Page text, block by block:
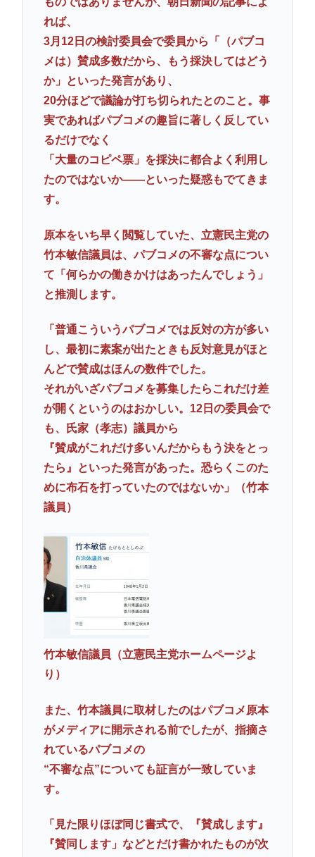
れば、
3月12日の検討委員会で委員から「（パブコ
メは）賛成多数だから、もう採決してはどう
か」といった発言があり、
20分ほどで議論が打ち切られたとのこと。事
実であればパブコメの趣旨に著しく反してい
るだけでなく
「大量のコピペ票」を採決に都合よく利用し
たのではないか――といった疑惑もでてきま
す。
原本をいち早く閲覧していた、立憲民主党の
竹本敏信議員は、パブコメの不審な点につい
て「何らかの働きかけはあったんでしょう」
と推測します。
「普通こういうパブコメでは反対の方が多い
し、最初に素案が出たときも反対意見がほと
んどで賛成はほんの数件でした。
それがいざパブコメを募集したらこれだけ差
が開くというのはおかしい。12日の委員会で
も、氏家（孝志）議員から
『賛成がこれだけ多いんだからもう決をとっ
たら』といった発言があった。恐らくこのた
めに布石を打っていたのではないか」（竹本
議員）
竹本敏信議員（立憲民主党ホームページよ
り）
また、竹本議員に取材したのはパブコメ原本
がメディアに開示される前でしたが、指摘さ
れているパブコメの
“不審な点”についても証言が一致していま
す。
「見た限りほぼ同じ書式で、『賛成します』
『賛同します」などとだけ書かれたものが次